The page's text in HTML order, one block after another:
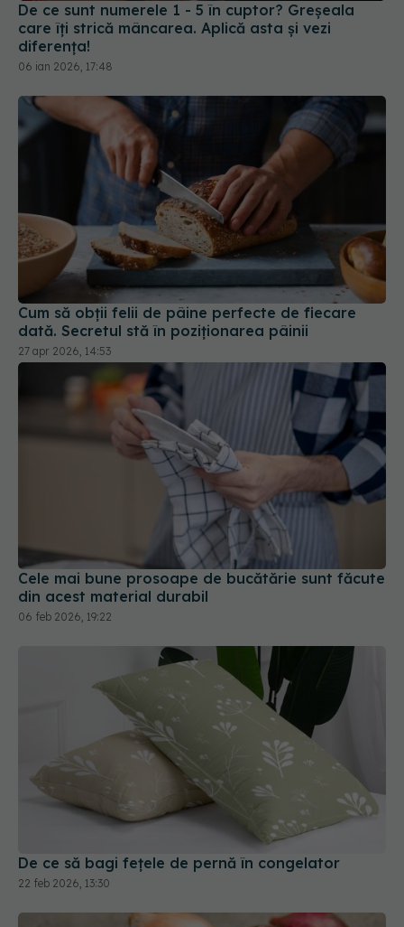
De ce sunt numerele 1 - 5 în cuptor? Greșeala
care îți strică mâncarea. Aplică asta și vezi
diferența!
06 ian 2026, 17:48
Cum să obții felii de pâine perfecte de fiecare
dată. Secretul stă în poziționarea pâinii
27 apr 2026, 14:53
Cele mai bune prosoape de bucătărie sunt făcute
din acest material durabil
06 feb 2026, 19:22
De ce să bagi fețele de pernă în congelator
22 feb 2026, 13:30